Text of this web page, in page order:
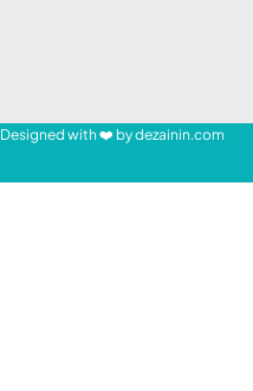
with ❤️ bydezainin.com